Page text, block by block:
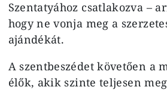
Szentatyához csatlakozva –
hogy ne vonja meg a
ajándékát.
A szentbeszédet követően a
élők, akik szinte teljesen